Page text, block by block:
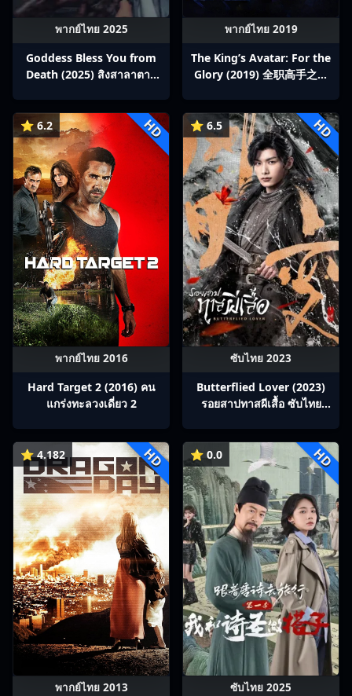
พากย์ไทย 2025
Goddess Bless You from
Death (2025) สิงสาลาตาย
พากย์ไทย 2019
The King’s Avatar: For the
Glory (2019) 全职高手之巅
⭐ 6.2 HD
พากย์ไทย 2016
Hard Target 2 (2016) คน
แกร่งทะลวงเดี่ยว 2
⭐ 6.5 HD
ซับไทย 2023
Butterflied Lover (2023)
รอยสาปทาสผีเสื้อ ซับไทย
⭐ 4.182 HD
พากย์ไทย 2013
⭐ 0.0 HD
ซับไทย 2025